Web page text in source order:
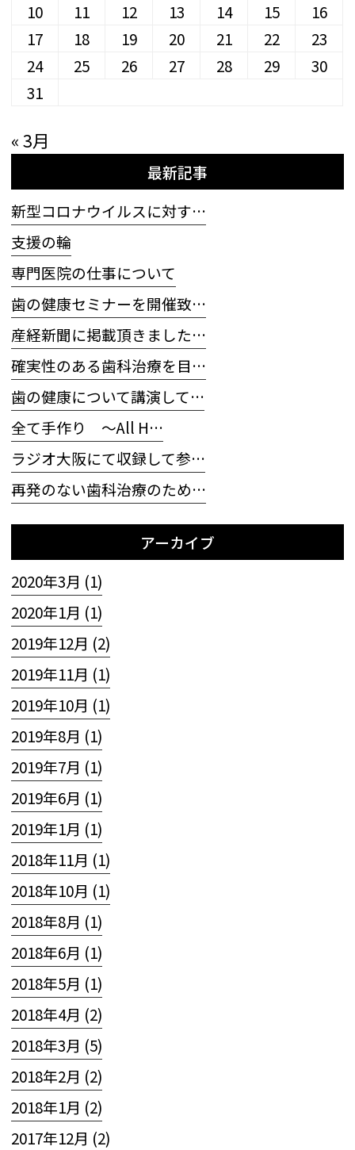
10
11 12 13 14 15
16
17
18 19 20 21 22
23
24
25 26 27 28 29
30
31
« 3月
最新記事
新型コロナウイルスに対す…
支援の輪
専門医院の仕事について
歯の健康セミナーを開催致…
産経新聞に掲載頂きました…
確実性のある歯科治療を目…
歯の健康について講演して…
全て手作り 〜All H…
ラジオ大阪にて収録して参…
再発のない歯科治療のため…
アーカイブ
2020年3月 (1)
2020年1月 (1)
2019年12月 (2)
2019年11月 (1)
2019年10月 (1)
2019年8月 (1)
2019年7月 (1)
2019年6月 (1)
2019年1月 (1)
2018年11月 (1)
2018年10月 (1)
2018年8月 (1)
2018年6月 (1)
2018年5月 (1)
2018年4月 (2)
2018年3月 (5)
2018年2月 (2)
2018年1月 (2)
2017年12月 (2)